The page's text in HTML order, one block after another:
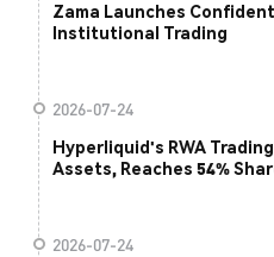
Zama Launches
Institutional Trading
2026-07-24
Hyperliquid's RWA
Assets, Reaches 54%
2026-07-24